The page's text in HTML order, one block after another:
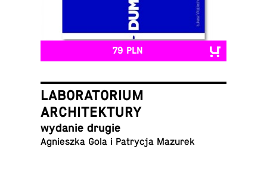
79 PLN
LABORATORIUM
ARCHITEKTURY
wydanie drugie
Agniesz­ka Gola i Pa­try­cja Mazurek